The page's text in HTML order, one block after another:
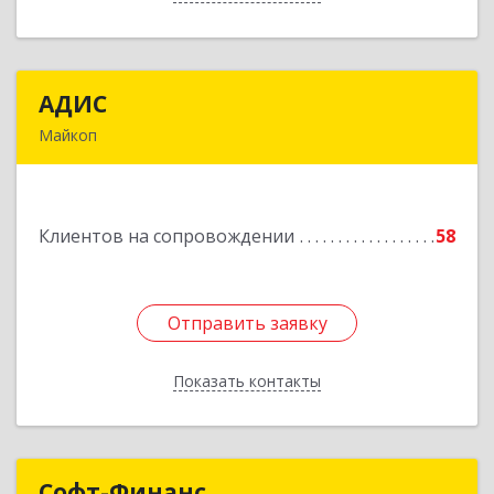
АДИС
Майкоп
Клиентов на сопровождении 58
Отправить заявку
Показать контакты
Подробнее
Отправить заявку
Назад